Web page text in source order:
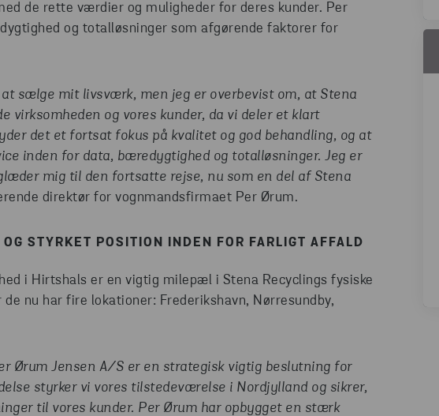
de rette værdier og muligheder for deres kunder. Per
og totalløsninger som afgørende faktorer for
sælge mit livsværk, men jeg er overbevist om, at Stena
virksomheden og vores kunder, da vi deler et klart
det et fortsat fokus på kvalitet og god behandling, og at
inden for data, bæredygtighed og totalløsninger. Jeg er
mig til den fortsatte rejse, nu som en del af Stena
direktør for vognmandsfirmaet Per Ørum.
STYRKET POSITION INDEN FOR FARLIGT AFFALD
i Hirtshals er en vigtig milepæl i Stena Recyclings fysiske
nu har fire lokationer: Frederikshavn, Nørresundby,
Ørum Jensen A/S er en strategisk vigtig beslutning for
styrker vi vores tilstedeværelse i Nordjylland og sikrer,
til vores kunder. Per Ørum har opbygget en stærk